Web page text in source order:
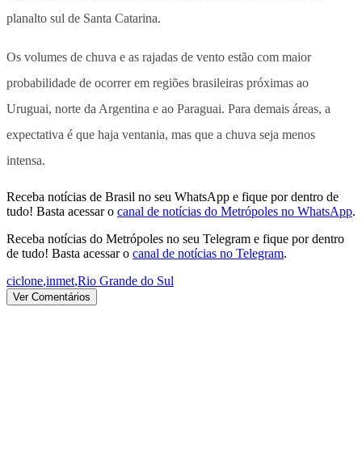
planalto sul de Santa Catarina.
Os volumes de chuva e as rajadas de vento estão com maior
probabilidade de ocorrer em regiões brasileiras próximas ao
Uruguai, norte da Argentina e ao Paraguai. Para demais áreas, a
expectativa é que haja ventania, mas que a chuva seja menos
intensa.
Receba notícias de Brasil no seu WhatsApp e fique por dentro de
tudo! Basta acessar o canal de notícias do Metrópoles no WhatsApp.
Receba notícias do Metrópoles no seu Telegram e fique por dentro
de tudo! Basta acessar o canal de notícias no Telegram.
ciclone,inmet,Rio Grande do Sul
Ver Comentários